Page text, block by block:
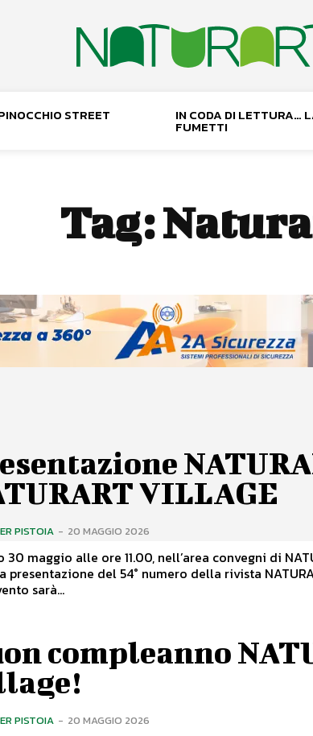
STREET IN CODA DI LETTURA…
FUMETTI
Tag:
VILLAGE
PISTOIA - 20 MAGGIO 2026
30 maggio alle ore 11.00, nell’area convegni di
del 54° numero della rivista NATURART. Nel
sarà...
compleanno
PISTOIA - 20 MAGGIO 2026